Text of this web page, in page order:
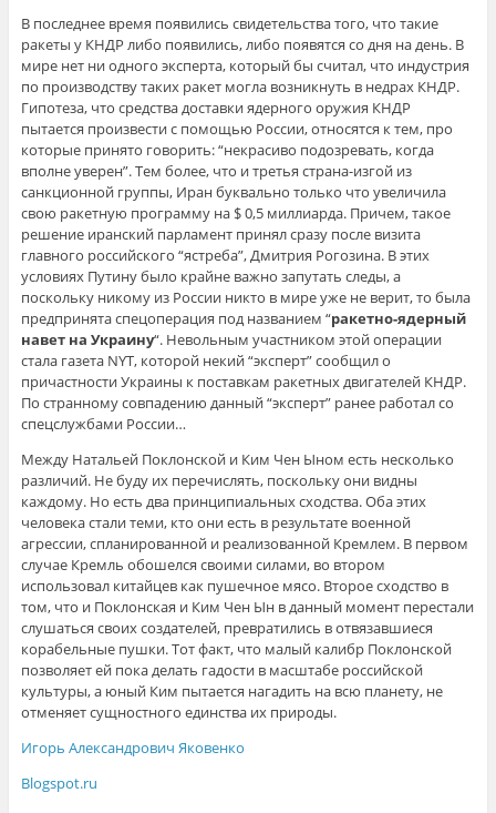
В последнее время появились свидетельства того, что такие
ракеты у КНДР либо появились, либо появятся со дня на день. В
мире нет ни одного эксперта, который бы считал, что индустрия
по производству таких ракет могла возникнуть в недрах КНДР.
Гипотеза, что средства доставки ядерного оружия КНДР
пытается произвести с помощью России, относятся к тем, про
которые принято говорить: “некрасиво подозревать, когда
вполне уверен”. Тем более, что и третья страна-изгой из
санкционной группы, Иран буквально только что увеличила
свою ракетную программу на $ 0,5 миллиарда. Причем, такое
решение иранский парламент принял сразу после визита
главного российского “ястреба”, Дмитрия Рогозина. В этих
условиях Путину было крайне важно запутать следы, а
поскольку никому из России никто в мире уже не верит, то была
предпринята спецоперация под названием “ракетно-ядерный
навет на Украину“. Невольным участником этой операции
стала газета NYT, которой некий “эксперт” сообщил о
причастности Украины к поставкам ракетных двигателей КНДР.
По странному совпадению данный “эксперт” ранее работал со
спецслужбами России…
Между Натальей Поклонской и Ким Чен Ыном есть несколько
различий. Не буду их перечислять, поскольку они видны
каждому. Но есть два принципиальных сходства. Оба этих
человека стали теми, кто они есть в результате военной
агрессии, спланированной и реализованной Кремлем. В первом
случае Кремль обошелся своими силами, во втором
использовал китайцев как пушечное мясо. Второе сходство в
том, что и Поклонская и Ким Чен Ын в данный момент перестали
слушаться своих создателей, превратились в отвязавшиеся
корабельные пушки. Тот факт, что малый калибр Поклонской
позволяет ей пока делать гадости в масштабе российской
культуры, а юный Ким пытается нагадить на всю планету, не
отменяет сущностного единства их природы.
Игорь Александрович Яковенко
Blogspot.ru